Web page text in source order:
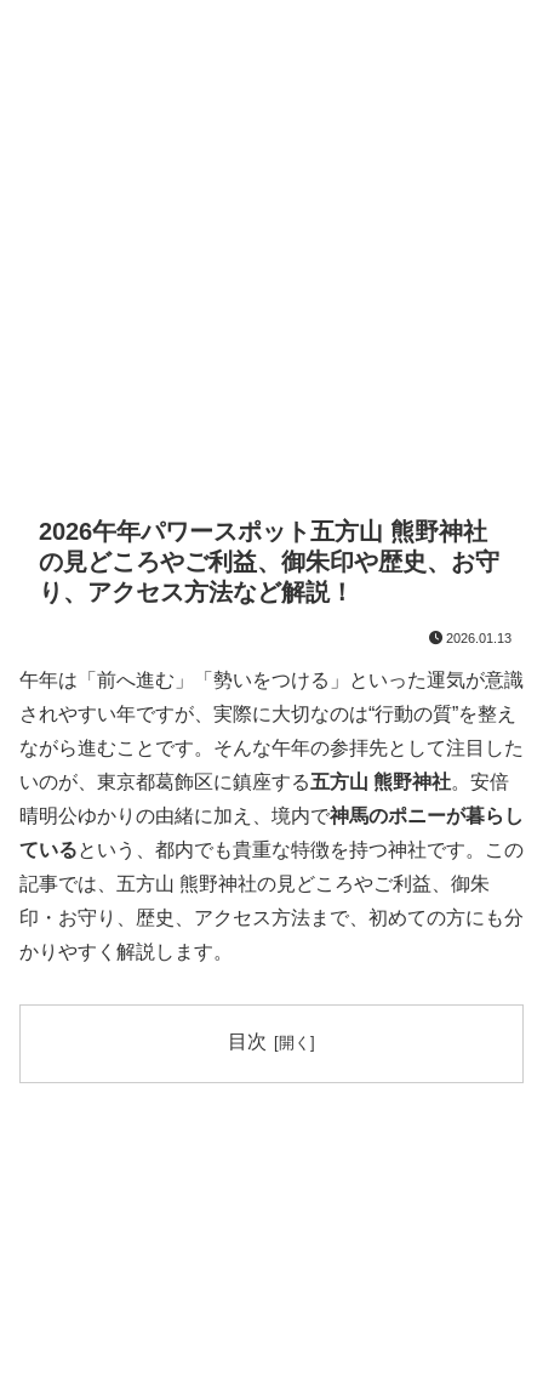
2026午年パワースポット五方山 熊野神社
の見どころやご利益、御朱印や歴史、お守
り、アクセス方法など解説！
2026.01.13
午年は「前へ進む」「勢いをつける」といった運気が意識
されやすい年ですが、実際に大切なのは“行動の質”を整え
ながら進むことです。そんな午年の参拝先として注目した
いのが、東京都葛飾区に鎮座する五方山 熊野神社。安倍
晴明公ゆかりの由緒に加え、境内で神馬のポニーが暮らし
ているという、都内でも貴重な特徴を持つ神社です。この
記事では、五方山 熊野神社の見どころやご利益、御朱
印・お守り、歴史、アクセス方法まで、初めての方にも分
かりやすく解説します。
目次